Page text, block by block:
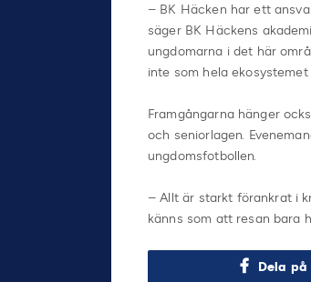
– BK Häcken har ett
säger BK Häckens
ungdomarna i det här
inte som hela
Framgångarna hänger
och seniorlagen.
ungdomsfotbollen.
– Allt är starkt förankrat i
känns som att resan bara
Dela på